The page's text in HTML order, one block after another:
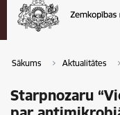
Sākums Aktualitātes
Starpnozaru